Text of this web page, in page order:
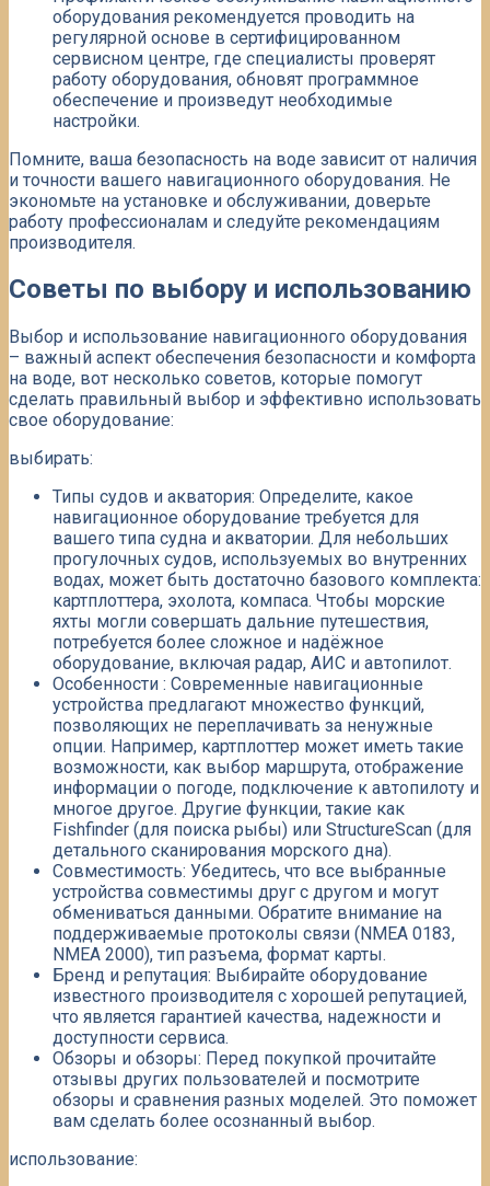
оборудования рекомендуется проводить на
регулярной основе в сертифицированном
сервисном центре, где специалисты проверят
работу оборудования, обновят программное
обеспечение и произведут необходимые
настройки.​
Помните, ваша безопасность на воде зависит от наличия
и точности вашего навигационного оборудования. Не
экономьте на установке и обслуживании, доверьте
работу профессионалам и следуйте рекомендациям
производителя.​
Советы по выбору и использованию
Выбор и использование навигационного оборудования
– важный аспект обеспечения безопасности и комфорта
на воде, вот несколько советов, которые помогут
сделать правильный выбор и эффективно использовать
свое оборудование:
выбирать:
Типы судов и акватория: Определите, какое
навигационное оборудование требуется для
вашего типа судна и акватории. Для небольших
прогулочных судов, используемых во внутренних
водах, может быть достаточно базового комплекта:
картплоттера, эхолота, компаса.​ Чтобы морские
яхты могли совершать дальние путешествия,
потребуется более сложное и надёжное
оборудование, включая радар, АИС и автопилот.​
Особенности : Современные навигационные
устройства предлагают множество функций,
позволяющих не переплачивать за ненужные
опции. Например, картплоттер может иметь такие
возможности, как выбор маршрута, отображение
информации о погоде, подключение к автопилоту и
многое другое. Другие функции, такие как
Fishfinder (для поиска рыбы) или StructureScan (для
детального сканирования морского дна).
Совместимость: Убедитесь, что все выбранные
устройства совместимы друг с другом и могут
обмениваться данными. Обратите внимание на
поддерживаемые протоколы связи (NMEA 0183,
NMEA 2000), тип разъема, формат карты.​
Бренд и репутация: Выбирайте оборудование
известного производителя с хорошей репутацией,
что является гарантией качества, надежности и
доступности сервиса.
Обзоры и обзоры: Перед покупкой прочитайте
отзывы других пользователей и посмотрите
обзоры и сравнения разных моделей. Это поможет
вам сделать более осознанный выбор.​
использование: